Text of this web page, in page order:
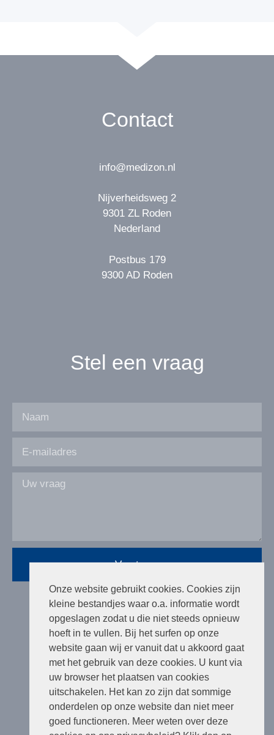
Onze website gebruikt cookies. Cookies zijn
kleine bestandjes waar o.a. informatie wordt
opgeslagen zodat u die niet steeds opnieuw
hoeft in te vullen. Bij het surfen op onze
website gaan wij er vanuit dat u akkoord gaat
met het gebruik van deze cookies. U kunt via
uw browser het plaatsen van cookies
uitschakelen. Het kan zo zijn dat sommige
onderdelen op onze website dan niet meer
goed functioneren. Meer weten over deze
Contact
info@medizon.nl
Nijverheidsweg 2
9301 ZL Roden
Nederland
Postbus 179
9300 AD Roden
Stel een vraag
Versturen
Social